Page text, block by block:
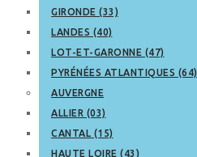
GIRONDE (33)
LANDES (40)
LOT-ET-GARONNE (47)
PYRÉNÉES ATLANTIQUES (64)
AUVERGNE
ALLIER (03)
CANTAL (15)
HAUTE LOIRE (43)